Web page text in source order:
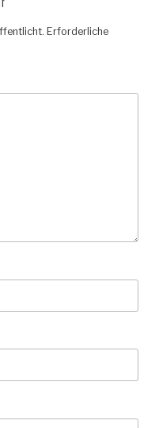
Erforderliche